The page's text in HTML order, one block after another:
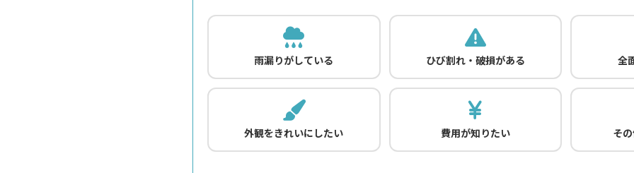
雨漏りがしている ひび割れ・破損がある 全
外観をきれいにしたい 費用が知りたい そ